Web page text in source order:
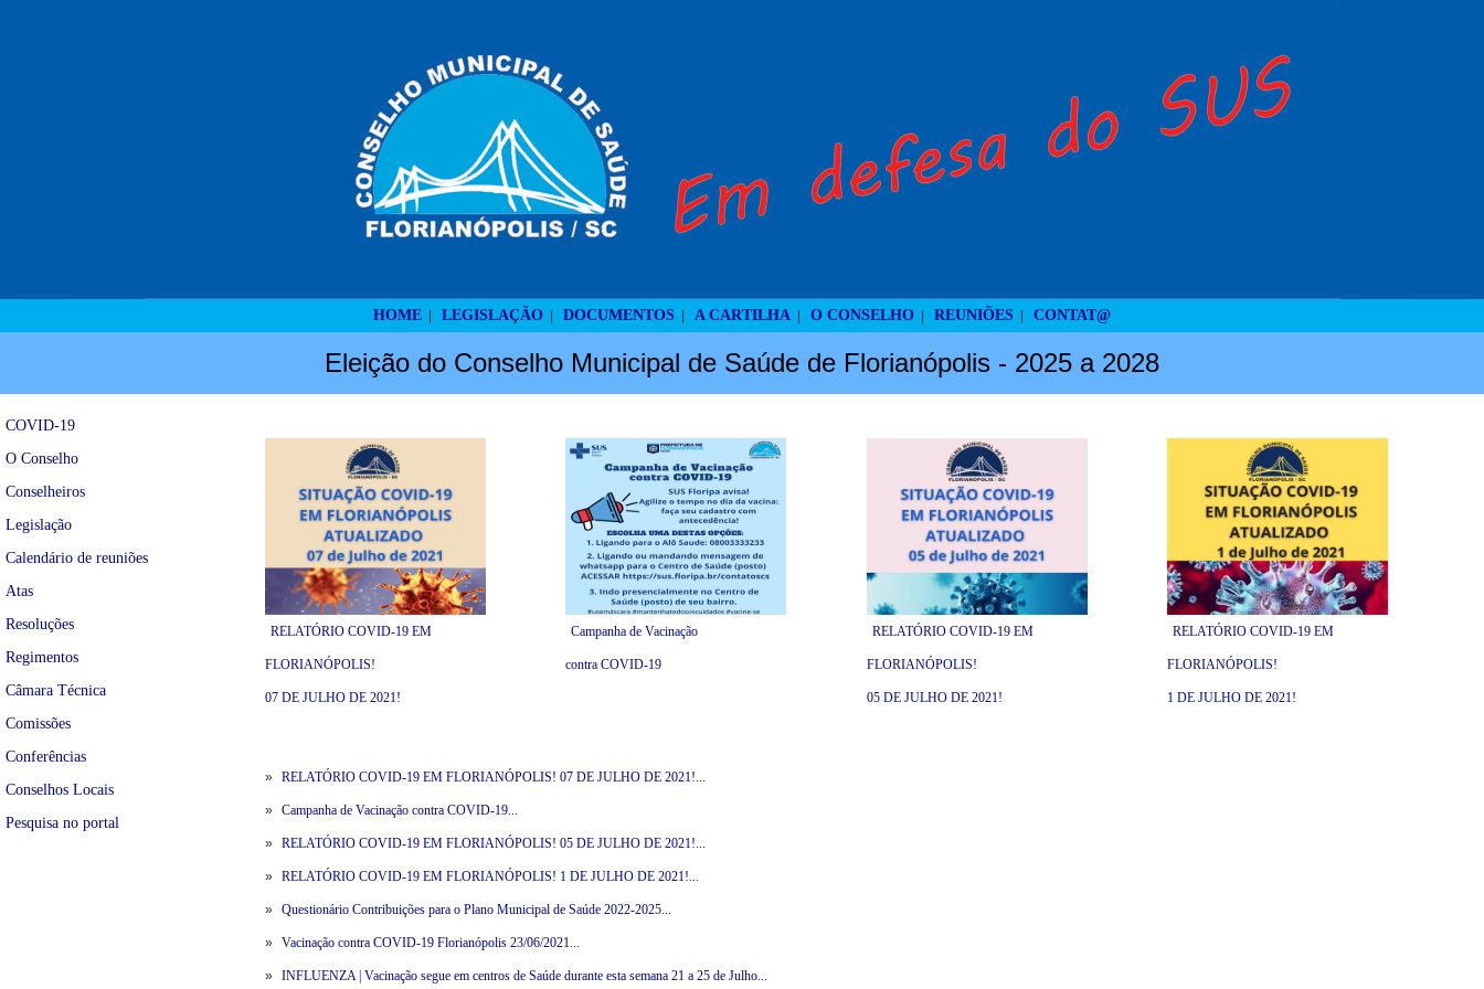
HOME LEGISLAÇÃO DOCUMENTOS A CARTILHA O CONSELHO REUNIÕES CONTAT@
Eleição do Conselho Municipal de Saúde de Florianópolis - 2025 a 2028
COVID-19
O Conselho
Conselheiros
Legislação
Calendário de reuniões
Atas
Resoluções
Regimentos
Câmara Técnica
Comissões
Conferências
Conselhos Locais
Pesquisa no portal
RELATÓRIO COVID-19 EM
FLORIANÓPOLIS!
07 DE JULHO DE 2021!
Campanha de Vacinação
contra COVID-19
RELATÓRIO COVID-19 EM
FLORIANÓPOLIS!
05 DE JULHO DE 2021!
RELATÓRIO COVID-19 EM
FLORIANÓPOLIS!
1 DE JULHO DE 2021!
» RELATÓRIO COVID-19 EM FLORIANÓPOLIS! 07 DE JULHO DE 2021!...
» Campanha de Vacinação contra COVID-19...
» RELATÓRIO COVID-19 EM FLORIANÓPOLIS! 05 DE JULHO DE 2021!...
» RELATÓRIO COVID-19 EM FLORIANÓPOLIS! 1 DE JULHO DE 2021!...
» Questionário Contribuições para o Plano Municipal de Saúde 2022-2025...
» Vacinação contra COVID-19 Florianópolis 23/06/2021...
» INFLUENZA | Vacinação segue em centros de Saúde durante esta semana 21 a 25 de Julho...